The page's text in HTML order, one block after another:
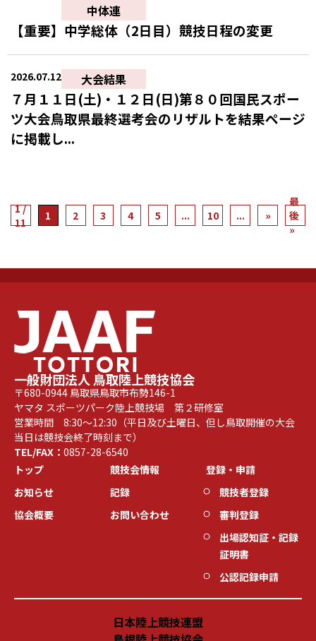
中体連
【重要】中学総体（2日目）競技日程の変更
2026.07.12 大会結果
７月１１日(土)・１２日(日)第８０回国民スポー
ツ大会鳥取県最終選考会のリザルトを結果ページ
に掲載し...
1 /
11
1 2 3 4 5 ... 10 ... »
最
後
»
一般財団法人 鳥取陸上競技協会
〒680-0944 鳥取県鳥取市布勢146-1
ヤマタ スポーツパーク陸上競技場 第２研修室
営業時間 8:30～12:30（平日及び土曜日、但し鳥取開催の大会
当日は競技会終了時刻まで）
TEL/FAX： 0857-28-6540
トップ
お知らせ
協会概要
競技会情報
記録
お問い合わせ
登録・申請
競技者登録
審判登録
出場認知証・記録
証明書
公認記録申請
日本陸上競技連盟